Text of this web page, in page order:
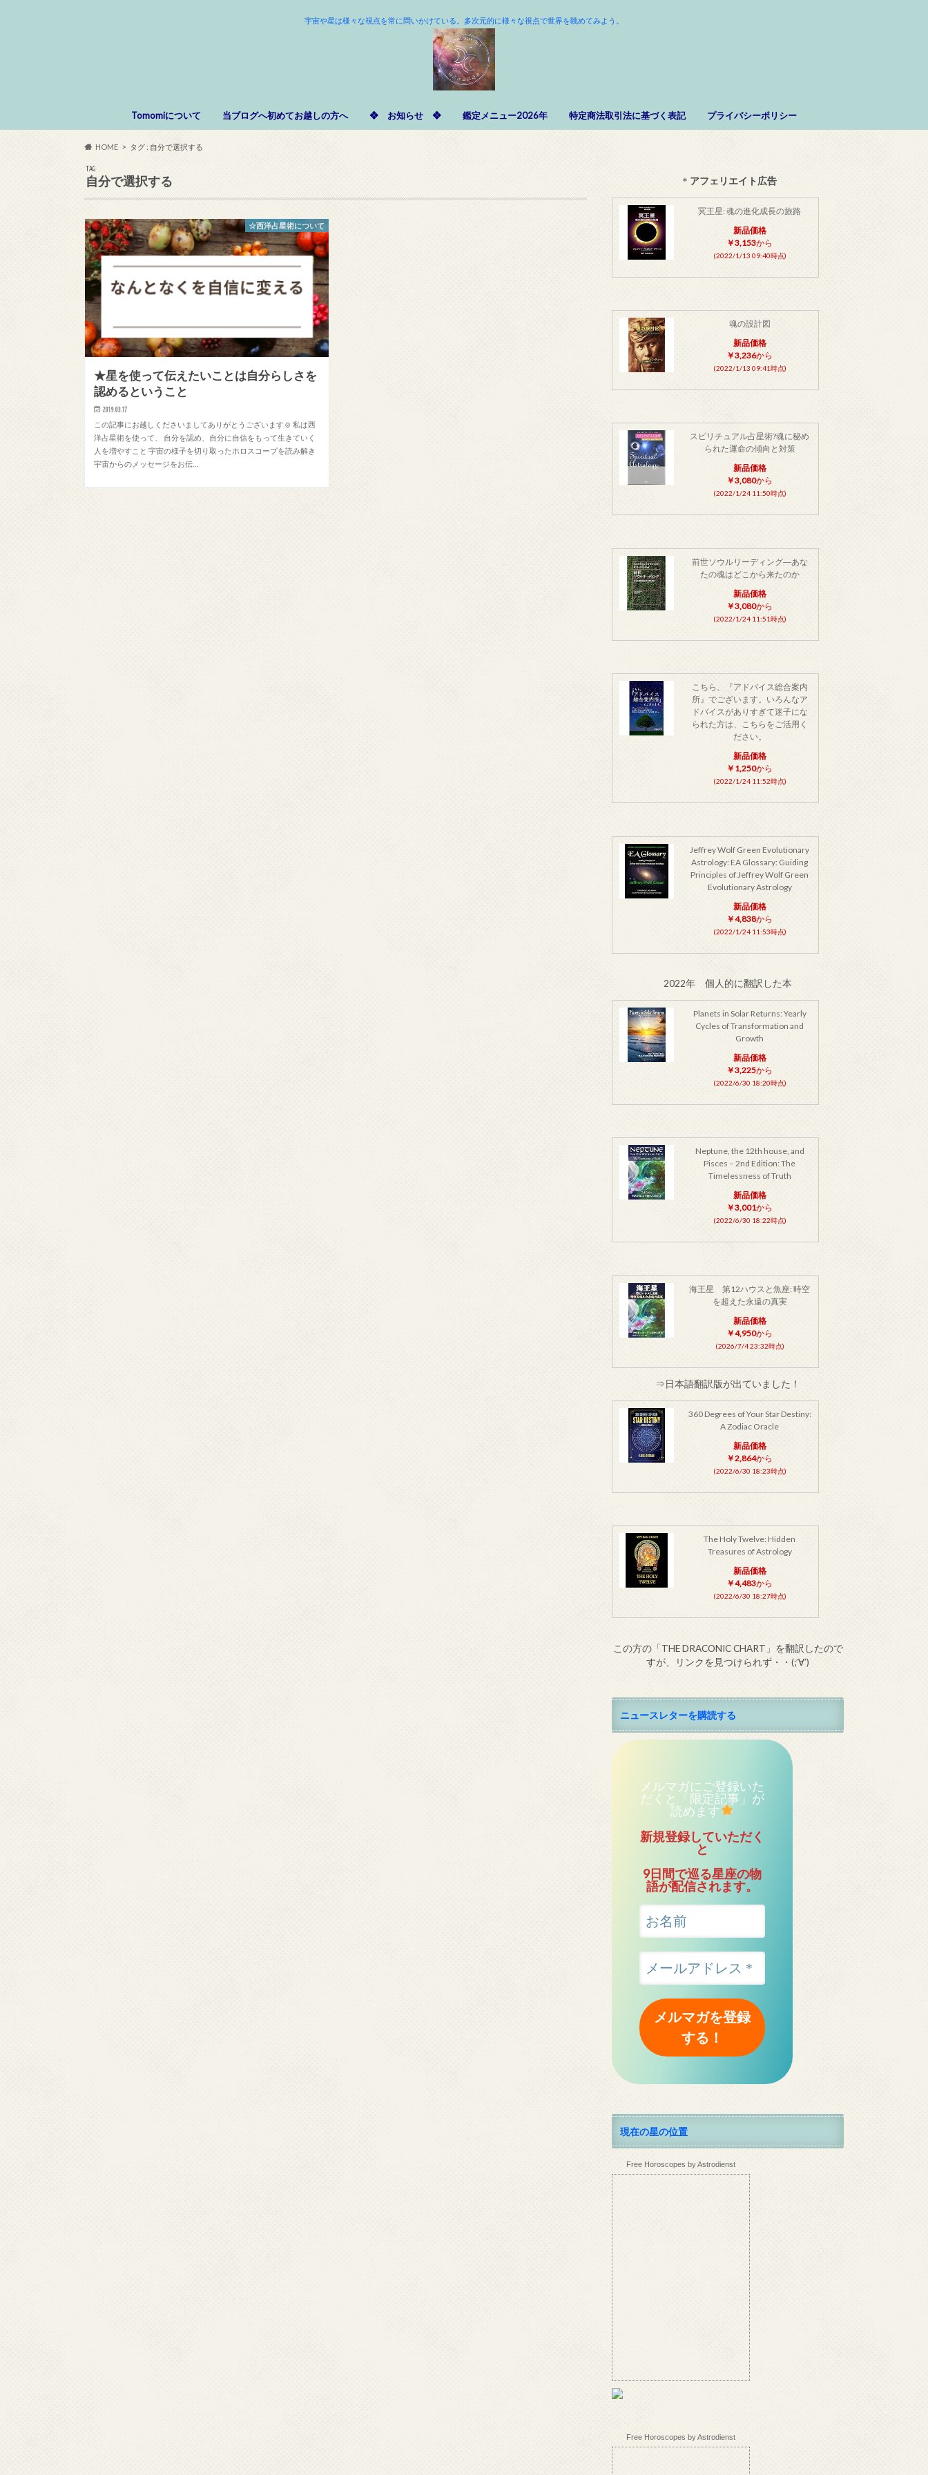
宇宙や星は様々な視点を常に問いかけている。多次元的に様々な視点で世界を眺めてみよう。
Tomomiについて 当ブログへ初めてお越しの方へ ❖ お知らせ ❖ 鑑定メニュー2026年 特定商法取引法に基づく表記 プライバシーポリシー
HOME タグ : 自分で選択する
TAG
自分で選択する
☆西洋占星術について
★星を使って伝えたいことは自分らしさを
認めるということ
2019.03.17
この記事にお越しくださいましてありがとうございます☺ 私は西
洋占星術を使って、 自分を認め、自分に自信をもって生きていく
人を増やすこと 宇宙の様子を切り取ったホロスコープを読み解き
宇宙からのメッセージをお伝…
＊ アフェリエイト広告
冥王星: 魂の進化成長の旅路
新品価格
￥3,153から
(2022/1/13 09:40時点)
魂の設計図
新品価格
￥3,236から
(2022/1/13 09:41時点)
スピリチュアル占星術?魂に秘め
られた運命の傾向と対策
新品価格
￥3,080から
(2022/1/24 11:50時点)
前世ソウルリーディング―あな
たの魂はどこから来たのか
新品価格
￥3,080から
(2022/1/24 11:51時点)
こちら、『アドバイス総合案内
所』でございます。いろんなア
ドバイスがありすぎて迷子にな
られた方は、こちらをご活用く
ださい。
新品価格
￥1,250から
(2022/1/24 11:52時点)
Jeffrey Wolf Green Evolutionary
Astrology: EA Glossary: Guiding
Principles of Jeffrey Wolf Green
Evolutionary Astrology
新品価格
￥4,838から
(2022/1/24 11:53時点)
2022年 個人的に翻訳した本
Planets in Solar Returns: Yearly
Cycles of Transformation and
Growth
新品価格
￥3,225から
(2022/6/30 18:20時点)
Neptune, the 12th house, and
Pisces – 2nd Edition: The
Timelessness of Truth
新品価格
￥3,001から
(2022/6/30 18:22時点)
海王星 第12ハウスと魚座: 時空
を超えた永遠の真実
新品価格
￥4,950から
(2026/7/4 23:32時点)
⇒日本語翻訳版が出ていました！
360 Degrees of Your Star Destiny:
A Zodiac Oracle
新品価格
￥2,864から
(2022/6/30 18:23時点)
The Holy Twelve: Hidden
Treasures of Astrology
新品価格
￥4,483から
(2022/6/30 18:27時点)
この方の「THE DRACONIC CHART」を翻訳したので
すが、リンクを見つけられず・・(;’∀’)
ニュースレターを購読する
メルマガにご登録いた
だくと「限定記事」が
読めます
新規登録していただく
と
9日間で巡る星座の物
語が配信されます。
現在の星の位置
Free Horoscopes by Astrodienst
Free Horoscopes by Astrodienst